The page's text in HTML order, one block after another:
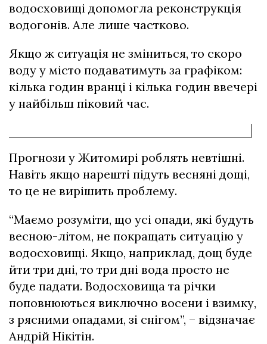
водосховищі допомогла реконструкція
водогонів. Але лише частково.
Якщо ж ситуація не зміниться, то скоро
воду у місто подаватимуть за графіком:
кілька годин вранці і кілька годин ввечері
у найбільш піковий час.
Прогнози у Житомирі роблять невтішні.
Навіть якщо нарешті підуть весняні дощі,
то це не вирішить проблему.
“Маємо розуміти, що усі опади, які будуть
весною-літом, не покращать ситуацію у
водосховищі. Якщо, наприклад, дощ буде
йти три дні, то три дні вода просто не
буде падати. Водосховища та річки
поповнюються виключно восени і взимку,
з рясними опадами, зі снігом”, – відзначає
Андрій Нікітін.